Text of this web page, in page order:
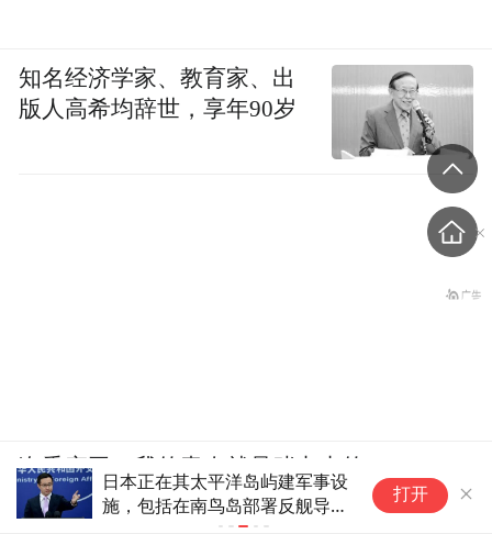
日本正在其太平洋岛屿建军事设
施，包括在南鸟岛部署反舰导
弹，并称这是为了应对中俄，中
打开
知名经济学家、教育家、出
版人高希均辞世，享年90岁
盗香窃玉：我的青春就是赌出来的